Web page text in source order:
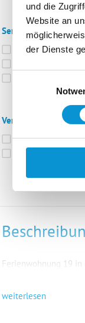
und die
Website an
der Dienste
Service:
Bettwäsche inkl.
Verpflegung:
Brötchenservice
Vollpension
Ferienwohnung 19 in
weiterlesen